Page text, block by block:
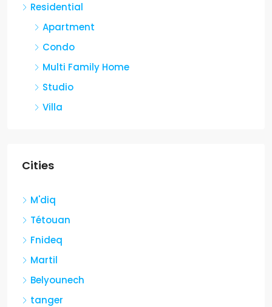
Residential
Apartment
Condo
Multi Family Home
Studio
Villa
Cities
M'diq
Tétouan
Fnideq
Martil
Belyounech
tanger